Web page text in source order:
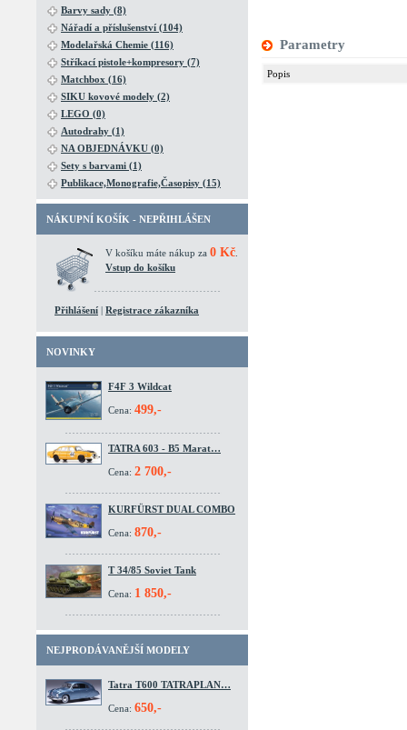
Barvy sady (8)
Nářadí a příslušenství (104)
Modelařská Chemie (116)
Stříkací pistole+kompresory (7)
Matchbox (16)
SIKU kovové modely (2)
LEGO (0)
Autodrahy (1)
NA OBJEDNÁVKU (0)
Sety s barvami (1)
Publikace,Monografie,Časopisy (15)
NÁKUPNÍ KOŠÍK - NEPŘIHLÁŠEN
V košíku máte nákup za 0 Kč
Vstup do košíku
Přihlášení | Registrace zákazníka
NOVINKY
F4F 3 Wildcat
Cena: 499,-
TATRA 603 - B5 Marat…
Cena: 2 700,-
KURFÜRST DUAL COMBO
Cena: 870,-
T 34/85 Soviet Tank
Cena: 1 850,-
NEJPRODÁVANĚJŠÍ MODELY
Tatra T600 TATRAPLAN…
Cena: 650,-
Parametry
Popis